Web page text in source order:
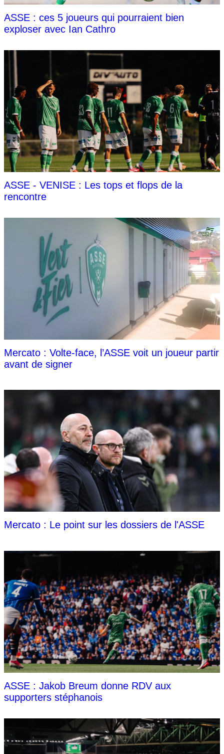
ASSE : ces 5 joueurs qui pourraient bien
exploser avec Ian Cathro
ASSE - VENISE : Les tops et flops de la
rencontre
Mercato : Volte-face, l’ASSE voit un joueur partir
avant de signer
Mercato : Le point sur les dossiers de l'ASSE
ASSE : Jakob Breum donne RDV aux
supporters stéphanois